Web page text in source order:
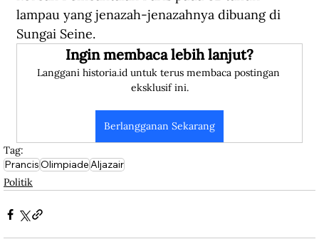
lampau yang jenazah-jenazahnya dibuang di
Sungai Seine.
Ingin membaca lebih lanjut?
Langgani historia.id untuk terus membaca postingan
eksklusif ini.
Berlangganan Sekarang
Tag:
PrancisOlimpiadeAljazair
Politik